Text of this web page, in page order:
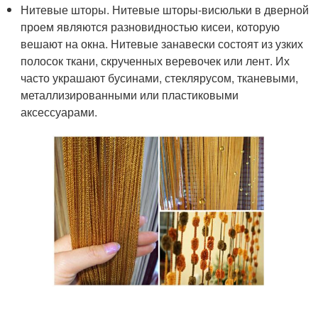
Нитевые шторы. Нитевые шторы-висюльки в дверной
проем являются разновидностью кисеи, которую
вешают на окна. Нитевые занавески состоят из узких
полосок ткани, скрученных веревочек или лент. Их
часто украшают бусинами, стеклярусом, тканевыми,
металлизированными или пластиковыми
аксессуарами.